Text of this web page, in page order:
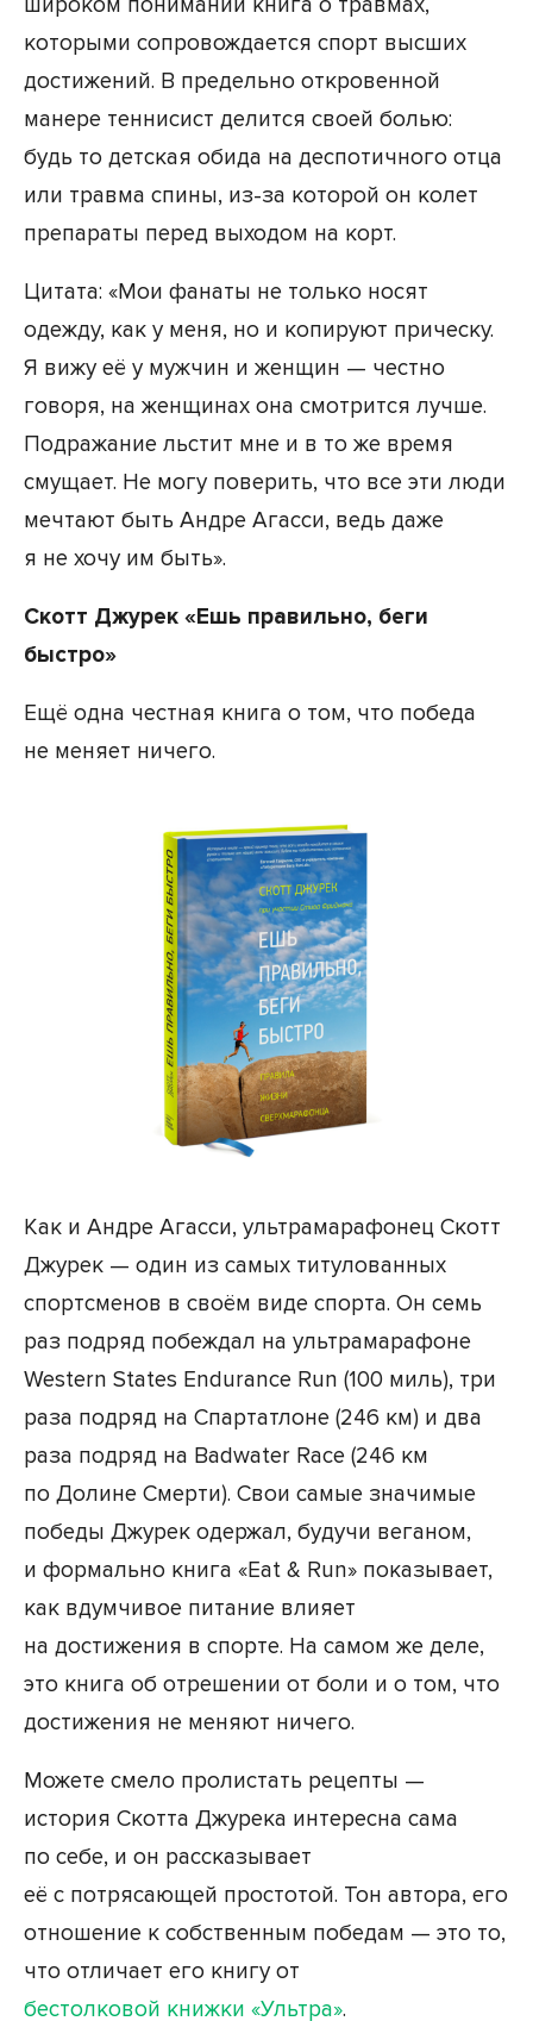
широком понимании книга о травмах,
которыми сопровождается спорт высших
достижений. В предельно откровенной
манере теннисист делится своей болью:
будь то детская обида на деспотичного отца
или травма спины, из-за которой он колет
препараты перед выходом на корт.
Цитата: «Мои фанаты не только носят
одежду, как у меня, но и копируют прическу.
Я вижу её у мужчин и женщин — честно
говоря, на женщинах она смотрится лучше.
Подражание льстит мне и в то же время
смущает. Не могу поверить, что все эти люди
мечтают быть Андре Агасси, ведь даже
я не хочу им быть».
Скотт Джурек «Ешь правильно, беги
быстро»
Ещё одна честная книга о том, что победа
не меняет ничего.
Как и Андре Агасси, ультрамарафонец Скотт
Джурек — один из самых титулованных
спортсменов в своём виде спорта. Он семь
раз подряд побеждал на ультрамарафоне
Western States Endurance Run (100 миль), три
раза подряд на Спартатлоне (246 км) и два
раза подряд на Badwater Race (246 км
по Долине Смерти). Свои самые значимые
победы Джурек одержал, будучи веганом,
и формально книга «Eat & Run» показывает,
как вдумчивое питание влияет
на достижения в спорте. На самом же деле,
это книга об отрешении от боли и о том, что
достижения не меняют ничего.
Можете смело пролистать рецепты —
история Скотта Джурека интересна сама
по себе, и он рассказывает
её с потрясающей простотой. Тон автора, его
отношение к собственным победам — это то,
что отличает его книгу от
бестолковой книжки «Ультра».